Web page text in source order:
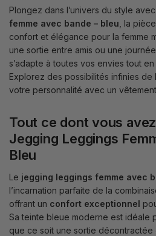
Plongez dans l’univers du style
femme avec bande – bleu , la
confort et élégance pour la femme
une sortie entre amis ou une
s’adapte à toutes vos envies tout
Explorez des possibilités infinies de
votre personnalité avec un
Tout ce dont vous
Jegging Leggings
Bleu
Le jegging leggings femme avec
l’incarnation parfaite de la
offrant un confort exceptionnel
Sa teinte bleue moderne est idéale
que ce soit une sortie